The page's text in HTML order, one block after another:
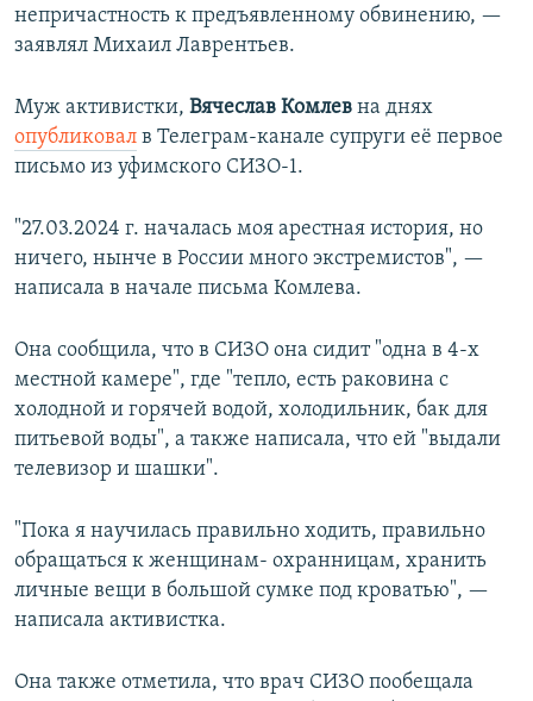
непричастность к предъявленному обвинению, —
заявлял Михаил Лаврентьев.
Муж активистки, Вячеслав Комлев на днях
опубликовал в Телеграм-канале супруги её первое
письмо из уфимского СИЗО-1.
"27.03.2024 г. началась моя арестная история, но
ничего, нынче в России много экстремистов", —
написала в начале письма Комлева.
Она сообщила, что в СИЗО она сидит "одна в 4-х
местной камере", где "тепло, есть раковина с
холодной и горячей водой, холодильник, бак для
питьевой воды", а также написала, что ей "выдали
телевизор и шашки".
"Пока я научилась правильно ходить, правильно
обращаться к женщинам- охранницам, хранить
личные вещи в большой сумке под кроватью", —
написала активистка.
Она также отметила, что врач СИЗО пообещала